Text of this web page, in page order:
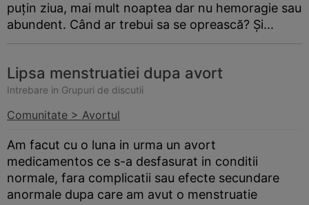
puțin ziua, mai mult noaptea dar nu hemoragie sau
abundent. Când ar trebui sa se oprească? Și...
Lipsa menstruatiei dupa avort
Intrebare in Grupuri de discutii
Comunitate > Avortul
Am facut cu o luna in urma un avort
medicamentos ce s-a desfasurat in conditii
normale, fara complicatii sau efecte secundare
anormale dupa care am avut o menstruatie